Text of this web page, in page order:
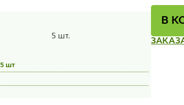
5 шт.
5 шт
В